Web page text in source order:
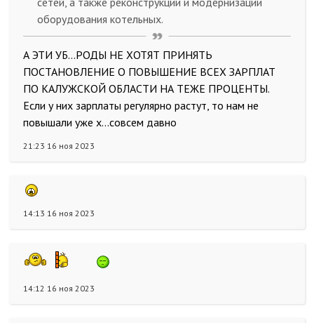
оборудования котельных.
А ЭТИ УБ...РОДЫ НЕ ХОТЯТ ПРИНЯТЬ
ПОСТАНОВЛЕНИЕ О ПОВЫШЕНИЕ ВСЕХ ЗАРПЛАТ
ПО КАЛУЖСКОЙ ОБЛАСТИ НА ТЕЖЕ ПРОЦЕНТЫ.
Если у них зарплаты регулярно растут, то нам не
повышали уже х...совсем давно
21:23 16 ноя 2023
14:13 16 ноя 2023
14:12 16 ноя 2023